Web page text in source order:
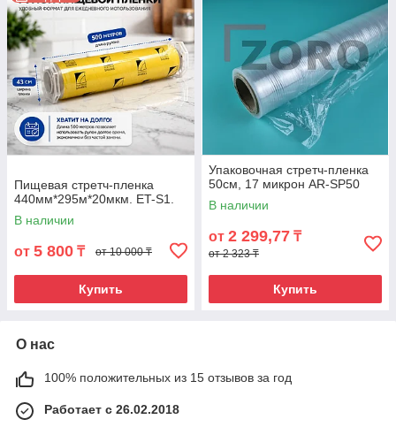
Пищевая стретч-пленка
440мм*295м*20мкм. ET-S1.
В наличии
от 5 800 ₸ от 10 000 ₸
Купить
Упаковочная стретч-пленка
50см, 17 микрон AR-SP50
В наличии
от 2 299,77 ₸
от 2 323 ₸
Купить
О нас
100% положительных из 15 отзывов за год
Работает с 26.02.2018